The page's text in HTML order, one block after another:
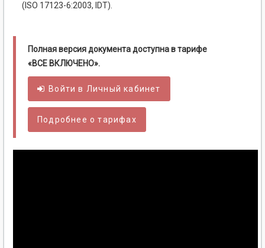
(ISO 17123-6:2003, IDT).
Полная версия документа доступна в тарифе
«ВСЕ ВКЛЮЧЕНО».
Войти в Личный кабинет
Подробнее о тарифах